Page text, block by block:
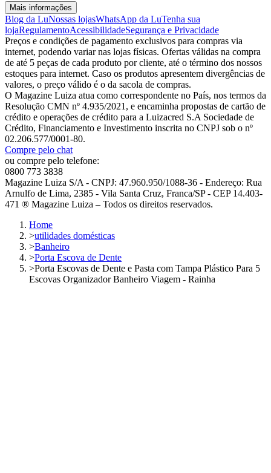
Mais informações
Blog da LuNossas lojasWhatsApp da LuTenha sua
lojaRegulamentoAcessibilidadeSegurança e Privacidade
Preços e condições de pagamento exclusivos para compras via
internet, podendo variar nas lojas físicas. Ofertas válidas na compra
de até 5 peças de cada produto por cliente, até o término dos nossos
estoques para internet. Caso os produtos apresentem divergências de
valores, o preço válido é o da sacola de compras.
O Magazine Luiza atua como correspondente no País, nos termos da
Resolução CMN nº 4.935/2021, e encaminha propostas de cartão de
crédito e operações de crédito para a Luizacred S.A Sociedade de
Crédito, Financiamento e Investimento inscrita no CNPJ sob o nº
02.206.577/0001-80.
Compre pelo chat
ou compre pelo telefone:
0800 773 3838
Magazine Luiza S/A - CNPJ: 47.960.950/1088-36 - Endereço: Rua
Arnulfo de Lima, 2385 - Vila Santa Cruz, Franca/SP - CEP 14.403-
471 ® Magazine Luiza – Todos os direitos reservados.
Home
>utilidades domésticas
>Banheiro
>Porta Escova de Dente
>Porta Escovas de Dente e Pasta com Tampa Plástico Para 5
Escovas Organizador Banheiro Viagem - Rainha